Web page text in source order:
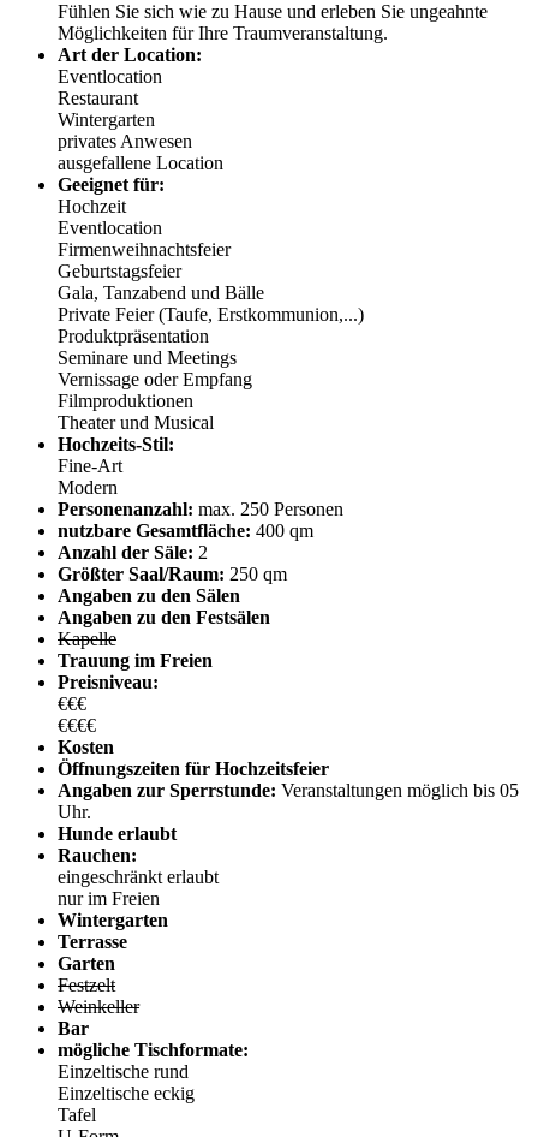
Fühlen Sie sich wie zu Hause und erleben Sie ungeahnte
Möglichkeiten für Ihre Traumveranstaltung.
Art der Location:
Eventlocation
Restaurant
Wintergarten
privates Anwesen
ausgefallene Location
Geeignet für:
Hochzeit
Eventlocation
Firmenweihnachtsfeier
Geburtstagsfeier
Gala, Tanzabend und Bälle
Private Feier (Taufe, Erstkommunion,...)
Produktpräsentation
Seminare und Meetings
Vernissage oder Empfang
Filmproduktionen
Theater und Musical
Hochzeits-Stil:
Fine-Art
Modern
Personenanzahl: max. 250 Personen
nutzbare Gesamtfläche: 400 qm
Anzahl der Säle: 2
Größter Saal/Raum: 250 qm
Angaben zu den Sälen
Angaben zu den Festsälen
Kapelle
Trauung im Freien
Preisniveau:
€€€
€€€€
Kosten
Öffnungszeiten für Hochzeitsfeier
Angaben zur Sperrstunde: Veranstaltungen möglich bis 05
Uhr.
Hunde erlaubt
Rauchen:
eingeschränkt erlaubt
nur im Freien
Wintergarten
Terrasse
Garten
Festzelt
Weinkeller
Bar
mögliche Tischformate:
Einzeltische rund
Einzeltische eckig
Tafel